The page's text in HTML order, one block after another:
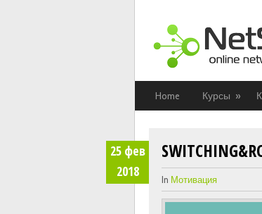
Home Курсы »
25 фев
2018
In Мотивация